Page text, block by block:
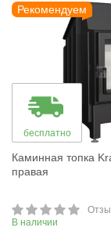
Рекомендуем
бесплатно
Каминная топка
правая
В наличии